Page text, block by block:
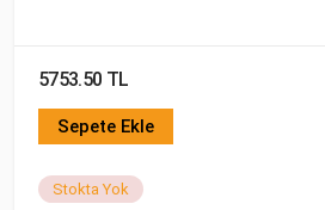
5753.50 TL
Sepete Ekle
Stokta Yok